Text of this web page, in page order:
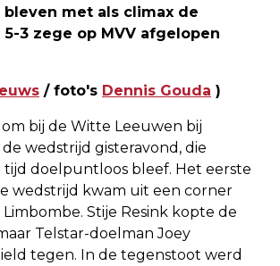
met als climax de
3 zege op MVV afgelopen
/ foto's Dennis Gouda )
bij de Witte Leeuwen bij
wedstrijd gisteravond, die
doelpuntloos bleef. Het eerste
wedstrijd kwam uit een corner
Stije Resink kopte de
Telstar-doelman Joey
tegen. In de tegenstoot werd